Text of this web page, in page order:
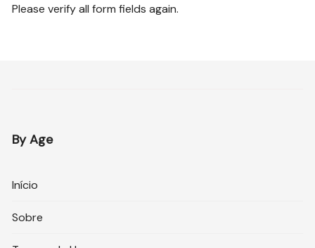
Please verify all form fields again.
By Age
Início
Sobre